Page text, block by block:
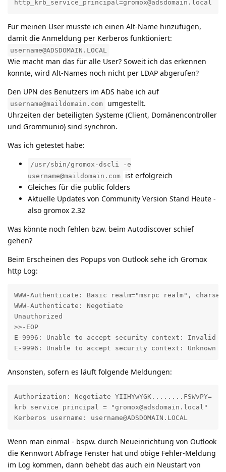
http_krb_service_principal=gromox@adsdomain.local
Für meinen User musste ich einen Alt-Name hinzufügen,
damit die Anmeldung per Kerberos funktioniert:
username@ADSDOMAIN.LOCAL
Wie macht man das für alle User? Soweit ich das erkennen
konnte, wird Alt-Names noch nicht per LDAP abgerufen?
Den UPN des Benutzers im ADS habe ich auf
username@maildomain.com
umgestellt.
Uhrzeiten der beteiligten Systeme (Client, Domänencontroller
und Grommunio) sind synchron.
Was ich getestet habe:
/usr/sbin/gromox-dscli -e
username@maildomain.com
ist erfolgreich
Gleiches für die public folders
Aktuelle Updates von Community Version Stand Heute -
also gromox 2.32
Was könnte noch fehlen bzw. beim Autodiscover schief
gehen?
Beim Erscheinen des Popups von Outlook sehe ich Gromox
http Log:
WWW-Authenticate: Basic realm="msrpc realm",
WWW-Authenticate: Negotiate
Unauthorized
>>-EOP
E-9996: Unable to accept security context: Invalid
E-9996: Unable to accept security context: Unknown
Ansonsten, sofern es läuft folgende Meldungen:
Authorization: Negotiate YIIHYwYGK........FSWvPY=
krb service principal = "gromox@adsdomain.local"
Kerberos username: username@ADSDOMAIN.LOCAL
Wenn man einmal - bspw. durch Neueinrichtung von Outlook
die Kennwort Abfrage Fenster hat und obige Fehler-Meldung
im Log kommen, dann behebt das auch ein Neustart von